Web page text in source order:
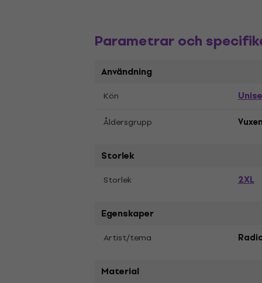
Parametrar och
Användning
Kön
Åldersgrupp
Storlek
Storlek 2XL
Egenskaper
Artist/tema
Material